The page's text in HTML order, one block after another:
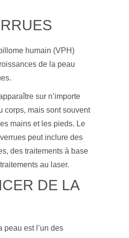
humain (VPH)
de la peau
sur n’importe
corps, mais sont souvent
mains et les pieds. Le
peut inclure des
des traitements à base
au laser.
DE LA
peau est l’un des